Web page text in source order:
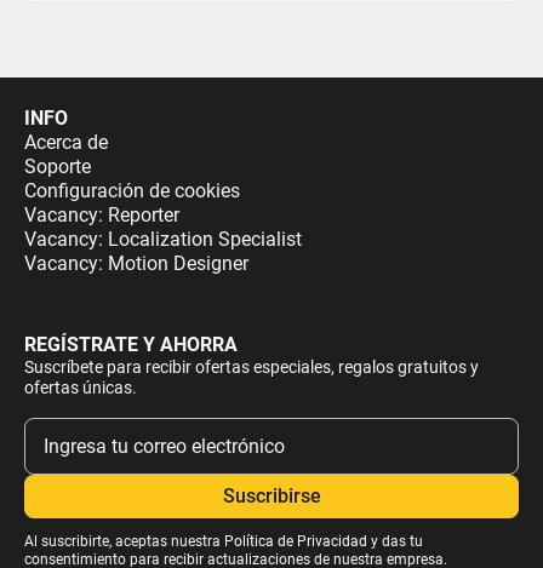
INFO
Acerca de
Soporte
Configuración de cookies
Vacancy: Reporter
Vacancy: Localization Specialist
Vacancy: Motion Designer
REGÍSTRATE Y AHORRA
Suscríbete para recibir ofertas especiales, regalos gratuitos y
ofertas únicas.
Al suscribirte, aceptas nuestra Política de Privacidad y das tu
consentimiento para recibir actualizaciones de nuestra empresa.